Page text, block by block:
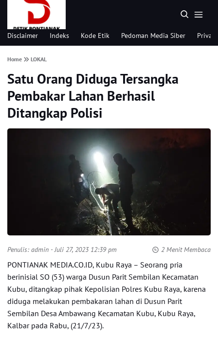
Disclaimer Indeks Kode Etik Pedoman Media Siber
Home LOKAL
Satu Orang Diduga Tersangka
Pembakar Lahan Berhasil
Ditangkap Polisi
Penulis: admin - Juli 27, 2023 12:39 pm 2 Menit Membaca
PONTIANAK MEDIA.CO.ID, Kubu Raya – Seorang pria
berinisial SO (53) warga Dusun Parit Sembilan Kecamatan
Kubu, ditangkap pihak Kepolisian Polres Kubu Raya, karena
diduga melakukan pembakaran lahan di Dusun Parit
Sembilan Desa Ambawang Kecamatan Kubu, Kubu Raya,
Kalbar pada Rabu, (21/7/23).